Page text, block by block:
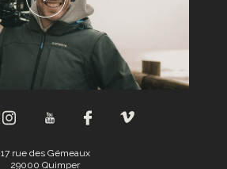
17 rue des Gémeaux
29000 Quimper